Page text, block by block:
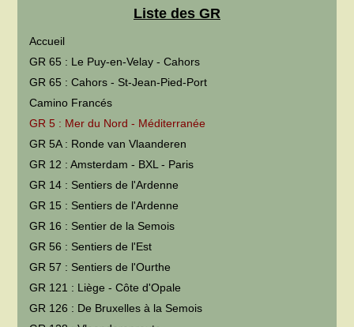
Liste des GR
Accueil
GR 65 : Le Puy-en-Velay - Cahors
GR 65 : Cahors - St-Jean-Pied-Port
Camino Francés
GR 5 : Mer du Nord - Méditerranée
GR 5A : Ronde van Vlaanderen
GR 12 : Amsterdam - BXL - Paris
GR 14 : Sentiers de l'Ardenne
GR 15 : Sentiers de l'Ardenne
GR 16 : Sentier de la Semois
GR 56 : Sentiers de l'Est
GR 57 : Sentiers de l'Ourthe
GR 121 : Liège - Côte d'Opale
GR 126 : De Bruxelles à la Semois